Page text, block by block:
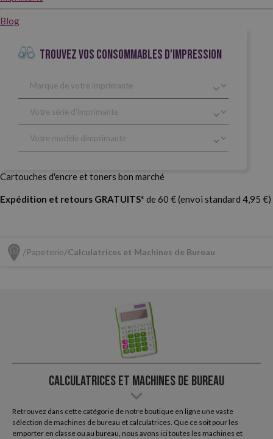
Blog
TROUVEZ VOS CONSOMMABLES D'IMPRESSION
Cartouches d'encre et toners bon marché
Expédition et retours GRATUITS* de 60 € (envoi standard 4,95 €)
Papeterie Calculatrices et Machines de Bureau
Calculatrices et Machines de Bureau
Retrouvez dans cette catégorie de notre boutique en ligne une vaste
sélection de machines de bureau et calculatrices. Que ce soit pour les
emporter en classe ou au bureau, nous avons ici toutes les machines et